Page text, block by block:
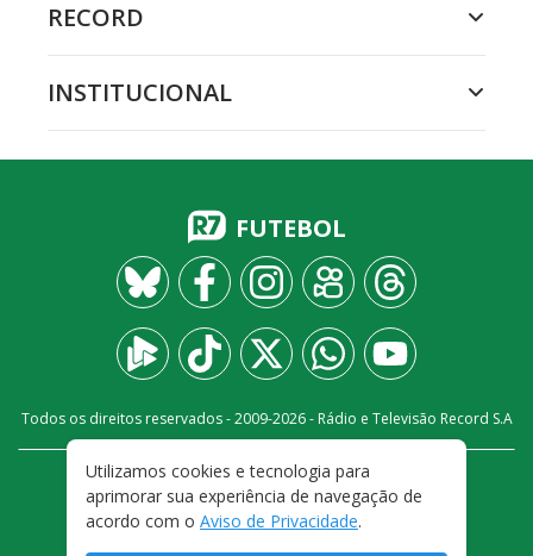
RECORD
INSTITUCIONAL
FUTEBOL
Todos os direitos reservados - 2009-2026- Rádio e Televisão Record S.A
FALE CONOSCO
PRIVACIDADE
TERMOS E CONDIÇÕES DE USO
Utilizamos cookies e tecnologia para
aprimorar sua experiência de navegação de
acordo com o Aviso de Privacidade.